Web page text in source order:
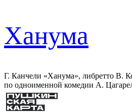
Ханума
Г. Канчели «Ханума», либретто В.
по одноименной комедии А.